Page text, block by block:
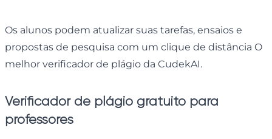
Os alunos podem atualizar suas tarefas, ensaios e
propostas de pesquisa com um clique de distância O
melhor verificador de plágio da CudekAI.
Verificador de plágio gratuito para
professores